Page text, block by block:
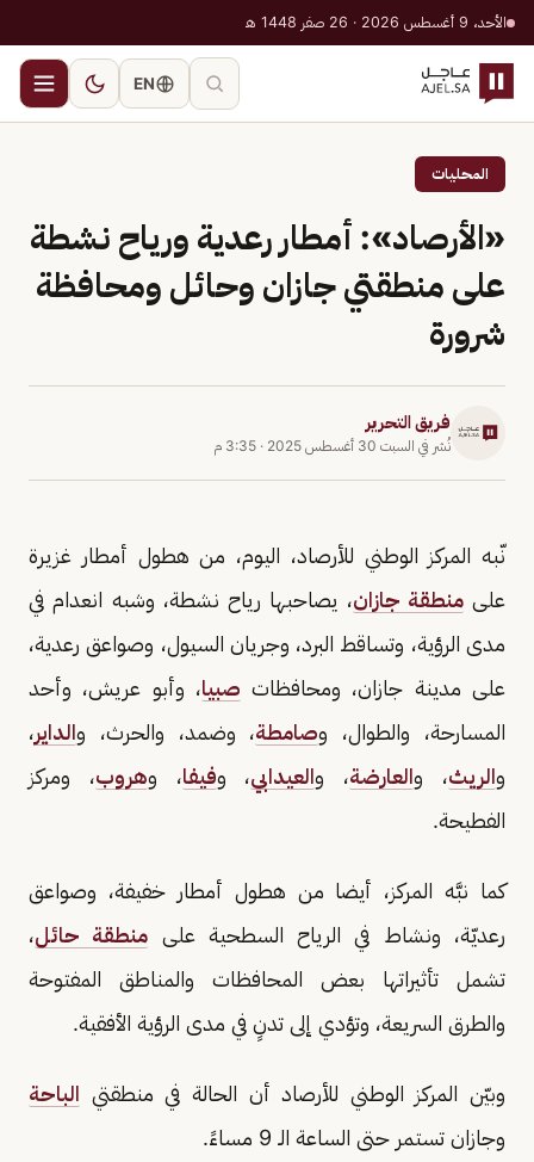
الأحد، 9 أغسطس 2026 · 26 صفر 1448 هـ
EN
المحليات
«الأرصاد»: أمطار رعدية ورياح نشطة
على منطقتي جازان وحائل ومحافظة
شرورة
فريق التحرير
نُشر في السبت 30 أغسطس 2025 · 3:35 م
نّبه المركز الوطني للأرصاد، اليوم، من هطول أمطار غزيرة
علىمنطقة جازان، يصاحبها رياح نشطة، وشبه انعدام في
مدى الرؤية، وتساقط البرد، وجريان السيول، وصواعق رعدية،
على مدينة جازان، ومحافظات صبيا، وأبو عريش، وأحد
المسارحة، والطوال، وصامطة، وضمد، والحرث، والداير،
والريث، والعارضة، والعيدابي، وفيفا، وهروب، ومركز
الفطيحة.
كما نبَّه المركز، أيضا من هطول أمطار خفيفة، وصواعق
رعديّة، ونشاط في الرياح السطحية على منطقة حائل،
تشمل تأثيراتها بعض المحافظات والمناطق المفتوحة
والطرق السريعة، وتؤدي إلى تدنٍ في مدى الرؤية الأفقية.
وبيّن المركز الوطني للأرصاد أن الحالة في منطقتي الباحة
وجازان تستمر حتى الساعة الـ 9 مساءً.